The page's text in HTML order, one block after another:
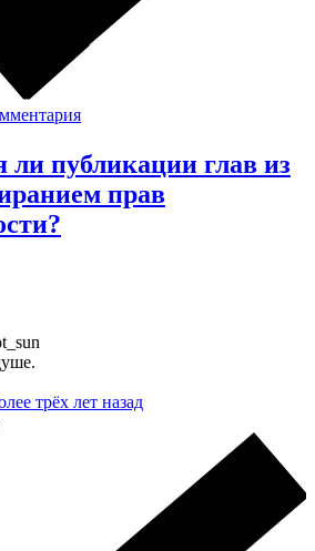
ли публикации глав из
прав
трёх лет назад